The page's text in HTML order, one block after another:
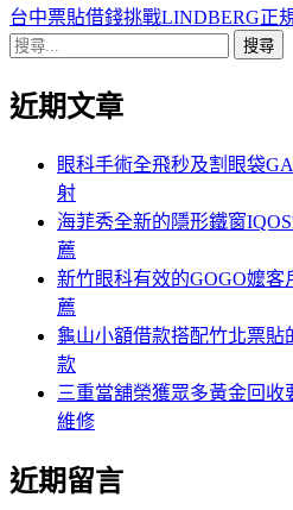
導
覽
文
一
章:
台中票貼借錢挑戰LINDBERG正
搜
關
近期文章
眼科手術全飛秒及割眼袋
射
海菲秀全新的隱形鐵窗
薦
新竹眼科有效的GOGO嬤
薦
龜山小額借款搭配竹北票
款
三重當舖榮獲眾多黃金回
維修
近期留言